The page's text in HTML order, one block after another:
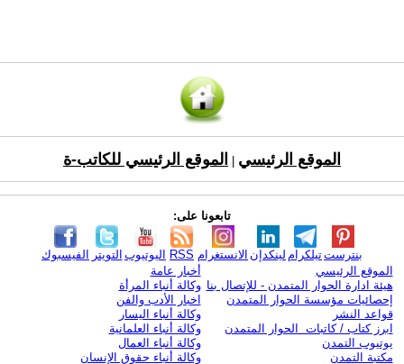
الموقع الرئيسي الموقع الرئيسي للكاتب-ة
تابعونا على:
الفيسبوك التويتر اليوتيوب RSS الانستغرام لينكدإن تيلكرامبنترست
الموقع الرئيسي
هيئة ادارة الحوار المتمدن - للإتصال بنا
إحصائيات مؤسسة الحوار المتمدن
قواعد النشر
ابرز كتاب / كاتبات الحوار المتمدن
يوتيوب التمدن
مكتبة التمدن
أخبار عامة
وكالة أنباء المرأة
اخبار الأدب والفن
وكالة أنباء اليسار
وكالة أنباء العلمانية
وكالة أنباء العمال
وكالة أنباء حقوق الإنسان